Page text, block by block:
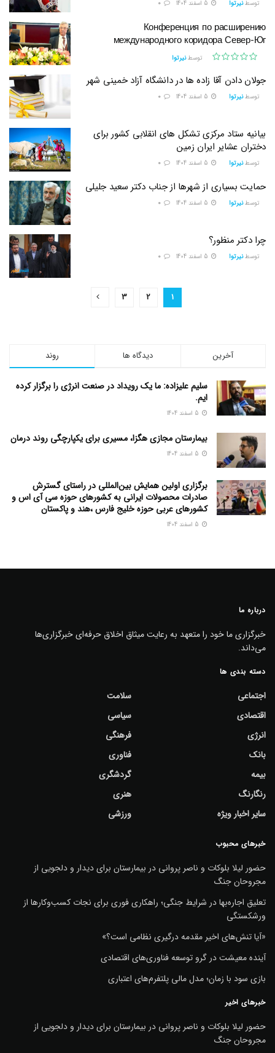
توسط نیرتوا
Конференция по расширению
международного коридора Север-Юг
توسط نیرتوا
جولان دادن آقا زاده ها در دانشگاه آزاد خمینی شهر
توسط نیرتوا
بیانیه ستاد مرکزی تشکل های انقلابی کشور برای
دختران عشایر ایران زمین
توسط نیرتوا
حمایت بسیاری از شهرها از جناب دکتر سعید جلیلی
توسط نیرتوا
چرا دکتر منظور؟
توسط نیرتوا
1
2
3
روند دیدگاه ها آخرین
سلیم علیزاده: ما یک رویداد در صنعت انرژی را برگزار کرده
ایم.
بیمارستان مجازی هگزا، مسیری برای یکپارچگی روند درمان
برگزاری اولین همایش بین‌المللی در راستای گسترش
صادرات محصولات ایرانی به کشورهای حوزه سی آی اس و
کشورهای عربی حوزه خلیج فارس ،هند و پاکستان
درباره ما
خبرگزاری ما خود را متعهد به رعایت میثاق اخلاق حرفه‌ای خبرگزاری‌ها
می‌داند.
دسته بندی ها
اجتماعی
اقتصادی
انرژی
بانک
بیمه
رنگارنگ
سایر اخبار ویژه
سلامت
سیاسی
فرهنگی
فناوری
گردشگری
هنری
ورزشی
خبرهای محبوب
حضور لیلا بلوکات و ناصر پروانی در بیمارستان برای دیدار و دلجویی از
مجروحان جنگ
تعلیق اجاره‌بها در شرایط جنگی؛ راهکاری فوری برای نجات کسب‌وکارها از
ورشکستگی
«آیا تنش‌های اخیر مقدمه درگیری نظامی است؟»
آینده معیشت در گرو توسعه فناوری‌های اقتصادی
بازی سود با زمان؛ مدل مالی پلتفرم‌های اعتباری
خبرهای اخیر
حضور لیلا بلوکات و ناصر پروانی در بیمارستان برای دیدار و دلجویی از
مجروحان جنگ